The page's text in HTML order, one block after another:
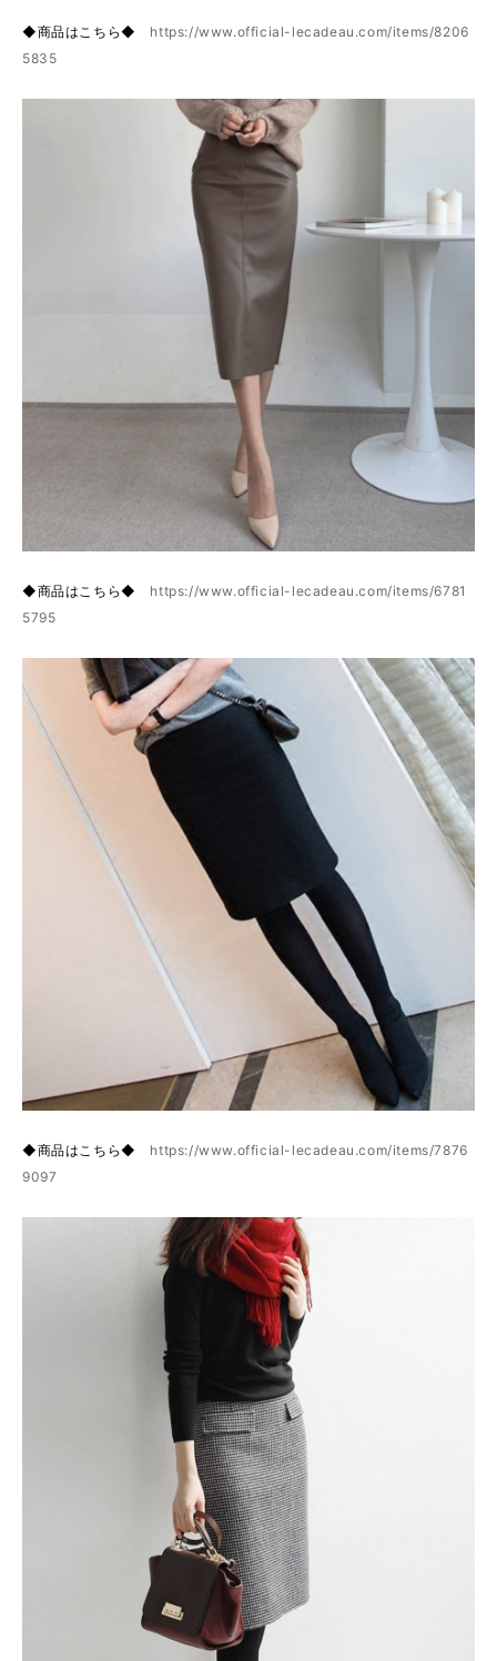
◆商品はこちら◆ https://www.official-lecadeau.com/items/8206
5835
◆商品はこちら◆ https://www.official-lecadeau.com/items/6781
5795
◆商品はこちら◆ https://www.official-lecadeau.com/items/7876
9097